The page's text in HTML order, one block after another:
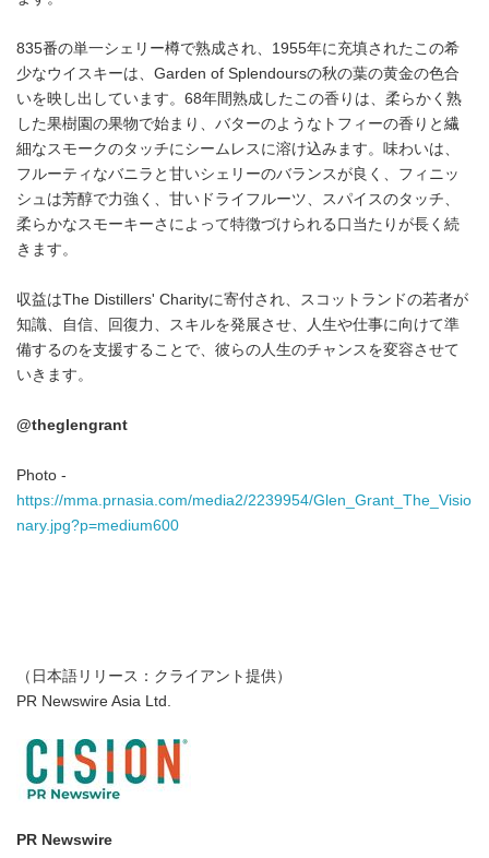
835番の単一シェリー樽で熟成され、1955年に充填されたこの希
少なウイスキーは、Garden of Splendoursの秋の葉の黄金の色合
いを映し出しています。68年間熟成したこの香りは、柔らかく熟
した果樹園の果物で始まり、バターのようなトフィーの香りと繊
細なスモークのタッチにシームレスに溶け込みます。味わいは、
フルーティなバニラと甘いシェリーのバランスが良く、フィニッ
シュは芳醇で力強く、甘いドライフルーツ、スパイスのタッチ、
柔らかなスモーキーさによって特徴づけられる口当たりが長く続
きます。
収益はThe Distillers' Charityに寄付され、スコットランドの若者が
知識、自信、回復力、スキルを発展させ、人生や仕事に向けて準
備するのを支援することで、彼らの人生のチャンスを変容させて
いきます。
@theglengrant
Photo -
https://mma.prnasia.com/media2/2239954/Glen_Grant_The_Visio
nary.jpg?p=medium600
（日本語リリース：クライアント提供）
PR Newswire Asia Ltd.
PR Newswire